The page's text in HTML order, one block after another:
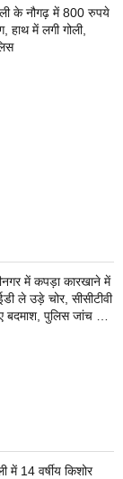
के नौगढ़ में 800 रुपये
हाथ में लगी गोली,
में कपड़ा कारखाने में
ले उड़े चोर, सीसीटीवी
पुलिस जांच में
14 वर्षीय किशोर